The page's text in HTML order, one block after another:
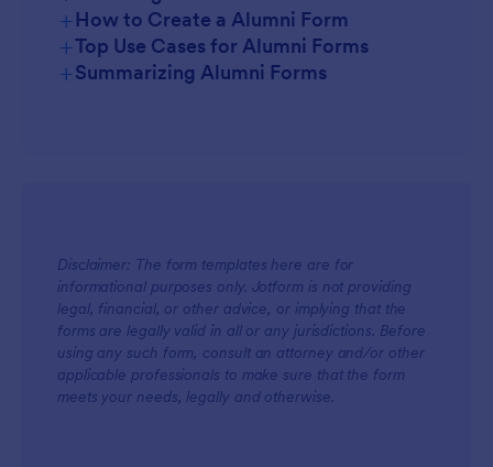
+How to Create a Alumni Form
+Top Use Cases for Alumni Forms
For Managers
For Teams
+Summarizing Alumni Forms
Disclaimer: The form templates here are for
informational purposes only. Jotform is not providing
legal, financial, or other advice, or implying that the
forms are legally valid in all or any jurisdictions. Before
using any such form, consult an attorney and/or other
applicable professionals to make sure that the form
meets your needs, legally and otherwise.